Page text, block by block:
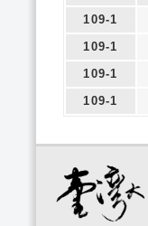
109-1
109-1
109-1
109-1